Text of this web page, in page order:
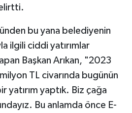
bu yana belediyenin
ilgili ciddi yatırımlar
Başkan Arıkan, "2023
TL civarında bugünün
yatırım yaptık. Biz çağa
Bu anlamda önce E-